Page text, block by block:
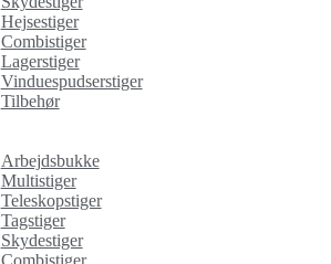
Hejsestiger
Combistiger
Lagerstiger
Vinduespudserstiger
Tilbehør
Arbejdsbukke
Multistiger
Teleskopstiger
Tagstiger
Skydestiger